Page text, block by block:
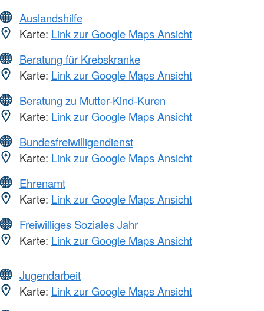
Auslandshilfe
Karte: Link zur Google Maps Ansicht
Beratung für Krebskranke
Karte: Link zur Google Maps Ansicht
Beratung zu Mutter-Kind-Kuren
Karte: Link zur Google Maps Ansicht
Bundesfreiwilligendienst
Karte: Link zur Google Maps Ansicht
Ehrenamt
Karte: Link zur Google Maps Ansicht
Freiwilliges Soziales Jahr
Karte: Link zur Google Maps Ansicht
Jugendarbeit
Karte: Link zur Google Maps Ansicht